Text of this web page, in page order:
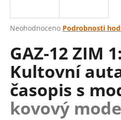
Průměrné
produktu
je
0,0
5
hvězdiček.
Neohodnoceno Podrobnosti
GAZ-12 ZIM
Kultovní
časopis s
kovový
j
t
?
HLEDAT